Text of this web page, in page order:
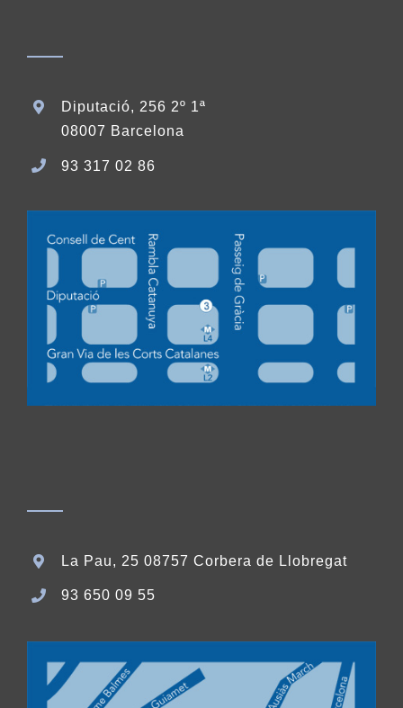
Diputació, 256 2º 1ª
08007 Barcelona
93 317 02 86
La Pau, 25 08757 Corbera de Llobregat
93 650 09 55